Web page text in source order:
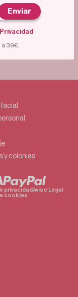
GRATUITO
PARTIR DE 35€
y colonias
privacidadAviso Legal
cookies
Enviar
39€.